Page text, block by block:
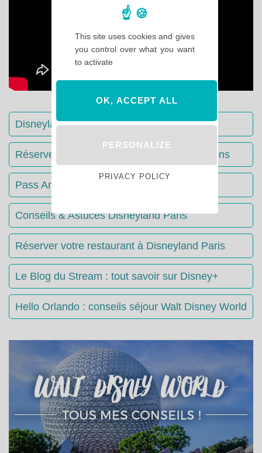
Disneyland Paris : Le guide complet
Réserver votre séjour : toutes les informations
Pass Annuels Disney : informations
Conseils & Astuces Disneyland Paris
Réserver votre restaurant à Disneyland Paris
Le Blog du Stream : tout savoir sur Disney+
Hello Orlando : conseils séjour Walt Disney World
This site uses cookies and gives
you control over what you want
to activate
OK, ACCEPT ALL
PERSONALIZE
PRIVACY POLICY